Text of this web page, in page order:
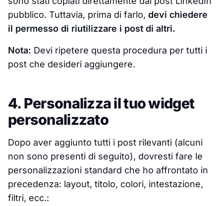
pubblico. Tuttavia, prima di farlo, devi chiedere
il permesso di riutilizzare i post di altri.
Nota: Devi ripetere questa procedura per tutti i
post che desideri aggiungere.
4. Personalizza il tuo widget
personalizzato
Dopo aver aggiunto tutti i post rilevanti (alcuni
non sono presenti di seguito), dovresti fare le
personalizzazioni standard che ho affrontato in
precedenza: layout, titolo, colori, intestazione,
filtri, ecc.: